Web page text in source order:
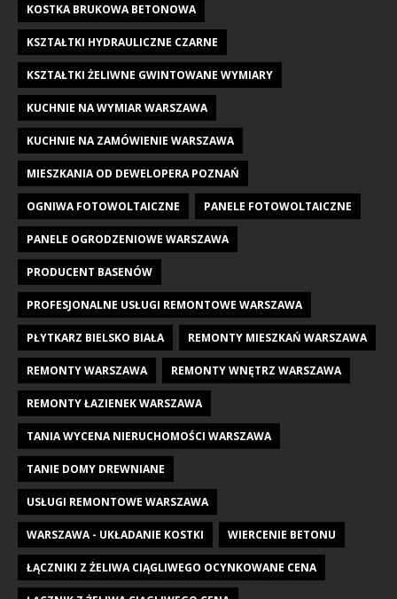
KOSTKA BRUKOWA BETONOWA
KSZTAŁTKI HYDRAULICZNE CZARNE
KSZTAŁTKI ŻELIWNE GWINTOWANE WYMIARY
KUCHNIE NA WYMIAR WARSZAWA
KUCHNIE NA ZAMÓWIENIE WARSZAWA
MIESZKANIA OD DEWELOPERA POZNAŃ
OGNIWA FOTOWOLTAICZNE PANELE FOTOWOLTAICZNE
PANELE OGRODZENIOWE WARSZAWA
PRODUCENT BASENÓW
PROFESJONALNE USŁUGI REMONTOWE WARSZAWA
PŁYTKARZ BIELSKO BIAŁA REMONTY MIESZKAŃ WARSZAWA
REMONTY WARSZAWA REMONTY WNĘTRZ WARSZAWA
REMONTY ŁAZIENEK WARSZAWA
TANIA WYCENA NIERUCHOMOŚCI WARSZAWA
TANIE DOMY DREWNIANE
USŁUGI REMONTOWE WARSZAWA
WARSZAWA - UKŁADANIE KOSTKI WIERCENIE BETONU
ŁĄCZNIKI Z ŻELIWA CIĄGLIWEGO OCYNKOWANE CENA